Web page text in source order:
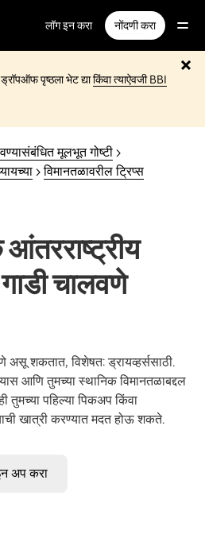
लॉग इन करा नोंदणी करा
पृष्ठला भेट द्याकिंवा त्याऐवजीBBI
मूलभूत गोष्टी >
>विमानतळावरील ट्रिप्स
चालवणे
असू शकतात, विशेषत: ड्रायव्हर्ससाठी.
आणि तुमच्या स्थानिक विमानतळाबद्दल
तुमच्या पहिल्या पिकअप किंवा
खात्री करण्यात मदत होऊ शकते.
अप करा